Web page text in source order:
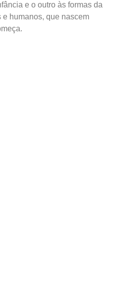
e o outro às formas da
humanos, que nascem